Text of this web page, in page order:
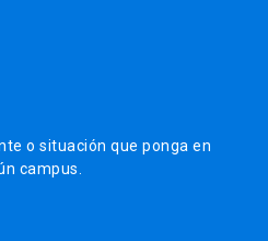
o situación que ponga en
campus.